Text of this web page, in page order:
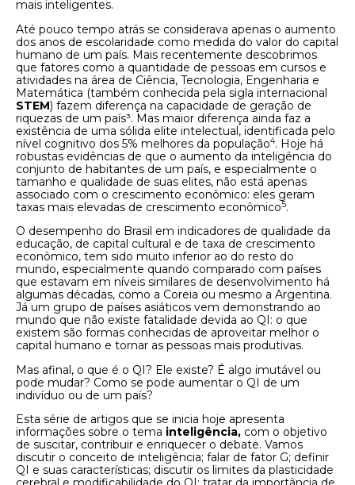
mais inteligentes.
Até pouco tempo atrás se considerava apenas o aumento
dos anos de escolaridade como medida do valor do capital
humano de um país. Mais recentemente descobrimos
que fatores como a quantidade de pessoas em cursos e
atividades na área de Ciência, Tecnologia, Engenharia e
Matemática (também conhecida pela sigla internacional
STEM) fazem diferença na capacidade de geração de
riquezas de um país³. Mas maior diferença ainda faz a
existência de uma sólida elite intelectual, identificada pelo
nível cognitivo dos 5% melhores da população4. Hoje há
robustas evidências de que o aumento da inteligência do
conjunto de habitantes de um país, e especialmente o
tamanho e qualidade de suas elites, não está apenas
associado com o crescimento econômico: eles geram
taxas mais elevadas de crescimento econômico5.
O desempenho do Brasil em indicadores de qualidade da
educação, de capital cultural e de taxa de crescimento
econômico, tem sido muito inferior ao do resto do
mundo, especialmente quando comparado com países
que estavam em níveis similares de desenvolvimento há
algumas décadas, como a Coreia ou mesmo a Argentina.
Já um grupo de países asiáticos vem demonstrando ao
mundo que não existe fatalidade devida ao QI: o que
existem são formas conhecidas de aproveitar melhor o
capital humano e tornar as pessoas mais produtivas.
Mas afinal, o que é o QI? Ele existe? É algo imutável ou
pode mudar? Como se pode aumentar o QI de um
indivíduo ou de um país?
Esta série de artigos que se inicia hoje apresenta
informações sobre o tema inteligência, com o objetivo
de suscitar, contribuir e enriquecer o debate. Vamos
discutir o conceito de inteligência; falar de fator G; definir
QI e suas características; discutir os limites da plasticidade